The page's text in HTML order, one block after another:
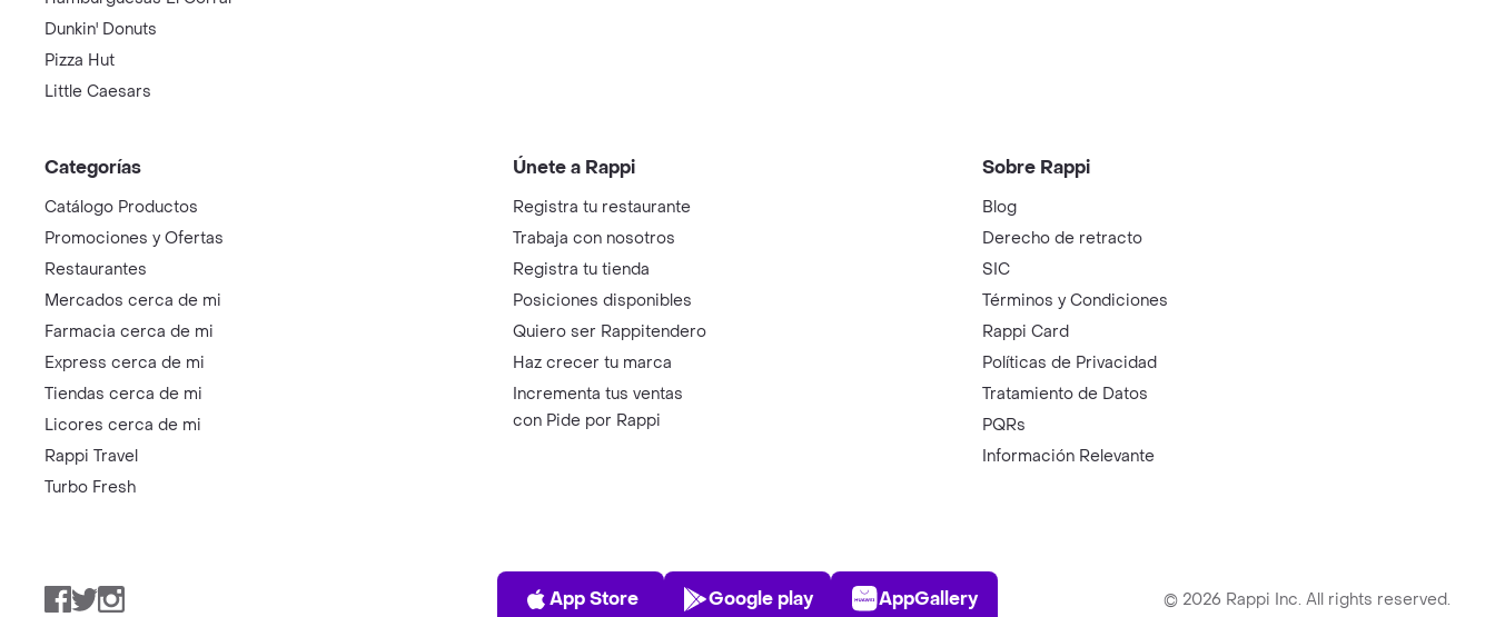
Dunkin' Donuts
Pizza Hut
Little Caesars
Categorías
Catálogo Productos
Promociones y Ofertas
Restaurantes
Mercados cerca de mi
Farmacia cerca de mi
Express cerca de mi
Tiendas cerca de mi
Licores cerca de mi
Rappi Travel
Turbo Fresh
Únete a Rappi
Registra tu restaurante
Trabaja con nosotros
Registra tu tienda
Posiciones disponibles
Quiero ser Rappitendero
Haz crecer tu marca
Incrementa tus ventas
con Pide por Rappi
Sobre Rappi
Blog
Derecho de retracto
SIC
Términos y Condiciones
Rappi Card
Políticas de Privacidad
Tratamiento de Datos
PQRs
Información Relevante
Facebook
TwitterInstagram
App Store
App Store
Play Store
Google play
AppGallery
AppGallery © 2026 Rappi Inc. All rights reserved.